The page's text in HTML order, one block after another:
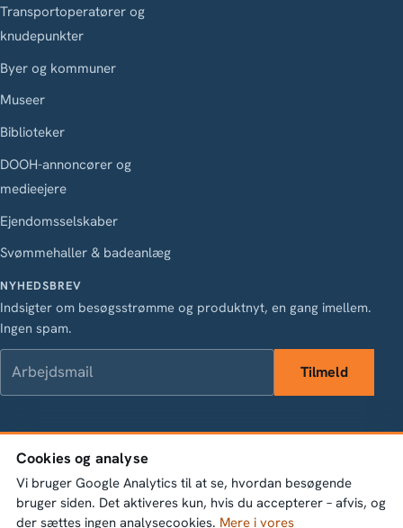
Transportoperatører og
knudepunkter
Byer og kommuner
Museer
Biblioteker
DOOH-annoncører og
medieejere
Ejendomsselskaber
Svømmehaller & badeanlæg
NYHEDSBREV
Indsigter om besøgsstrømme og produktnyt, en gang imellem.
Ingen spam.
Tilmeld
LinkedIn Instagram
Vasagatan 28, 111 20 Stockholm · Org.nr 556845-1198 ·
info@bumbeelabs.se
© 2026 Bumbee Labs AB. Alle rettigheder forbeholdes.
Cookies og analyse
Vi bruger Google Analytics til at se, hvordan besøgende
bruger siden. Det aktiveres kun, hvis du accepterer – afvis, og
der sættes ingen analysecookies. Mere i vores